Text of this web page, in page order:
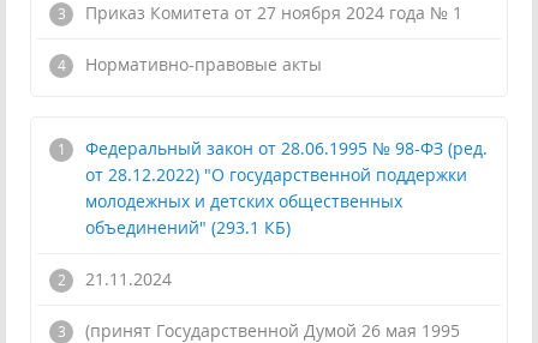
Приказ Комитета от 27 ноября 2024 года № 1
Нормативно-правовые акты
Федеральный закон от 28.06.1995 № 98-ФЗ (ред.
от 28.12.2022) "О государственной поддержки
молодежных и детских общественных
объединений" (293.1 КБ)
21.11.2024
(принят Государственной Думой 26 мая 1995